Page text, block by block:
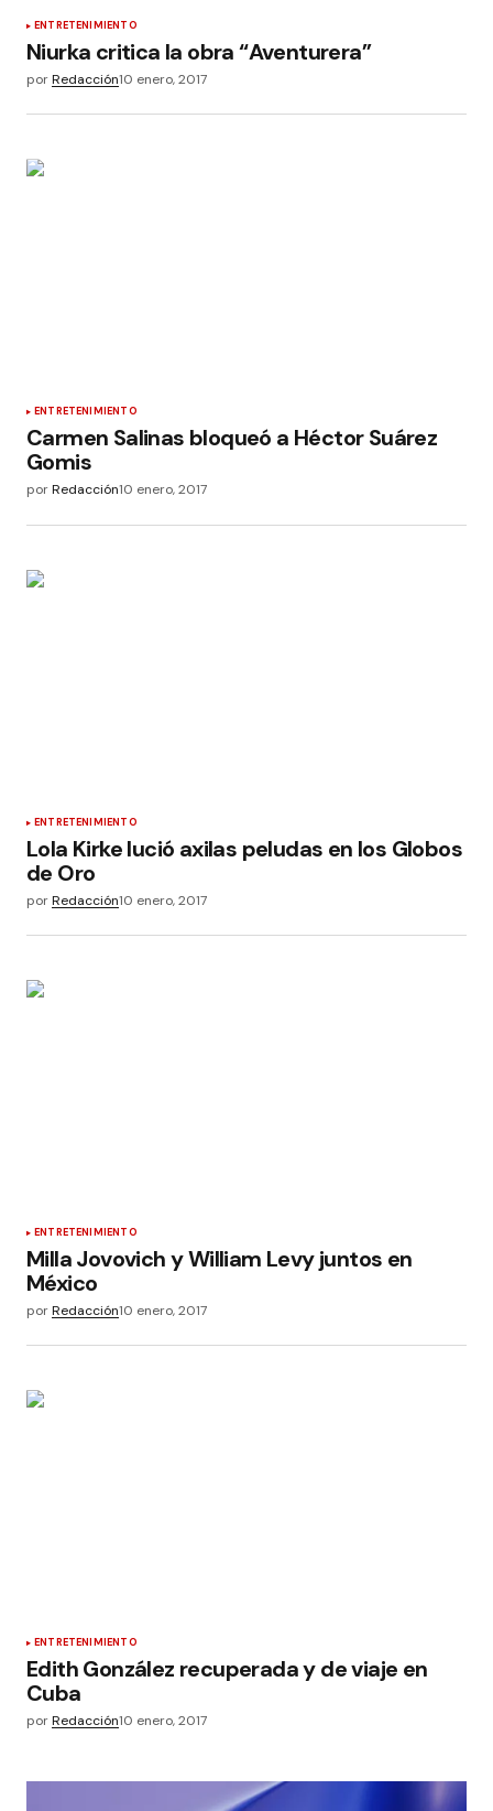
ENTRETENIMIENTO
Niurka critica la obra “Aventurera”
porRedacción10 enero, 2017
ENTRETENIMIENTO
Carmen Salinas bloqueó a Héctor Suárez
Gomis
porRedacción10 enero, 2017
ENTRETENIMIENTO
Lola Kirke lució axilas peludas en los Globos
de Oro
porRedacción10 enero, 2017
ENTRETENIMIENTO
Milla Jovovich y William Levy juntos en
México
porRedacción10 enero, 2017
ENTRETENIMIENTO
Edith González recuperada y de viaje en
Cuba
porRedacción10 enero, 2017